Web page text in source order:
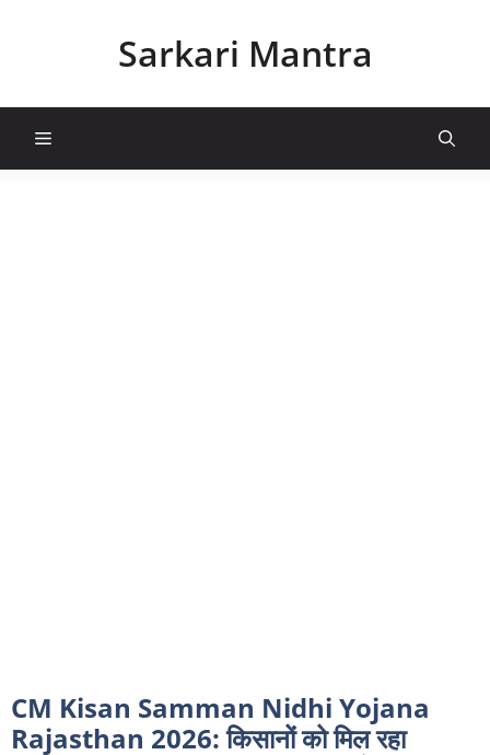
Sarkari Mantra
Menu
CM Kisan Samman Nidhi Yojana
Rajasthan 2026: किसानों को मिल रहा